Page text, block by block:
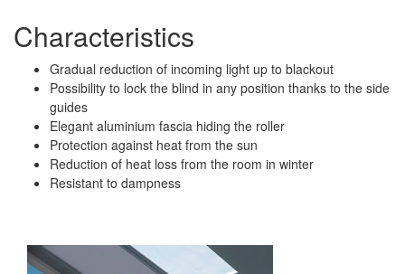
Characteristics
Gradual reduction of incoming light up to blackout
Possibility to lock the blind in any position thanks to the side
guides
Elegant aluminium fascia hiding the roller
Protection against heat from the sun
Reduction of heat loss from the room in winter
Resistant to dampness